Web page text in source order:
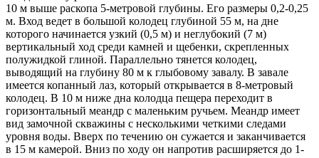
10 м выше раскопа 5-метровой глубины. Его размеры 0,2-0,25
м. Вход ведет в большой колодец глубиной 55 м, на дне
которого начинается узкий (0,5 м) и неглубокий (7 м)
вертикальный ход среди камней и щебенки, скрепленных
полужидкой глиной. Параллельно тянется колодец,
выводящий на глубину 80 м к глыбовому завалу. В завале
имеется копанный лаз, который открывается в 8-метровый
колодец. В 10 м ниже дна колодца пещера переходит в
горизонтальный меандр с маленьким ручьем. Меандр имеет
вид замочной скважины с несколькими четкими следами
уровня воды. Вверх по течению он сужается и заканчивается
в 15 м камерой. Вниз по ходу он напротив расширяется до 1-